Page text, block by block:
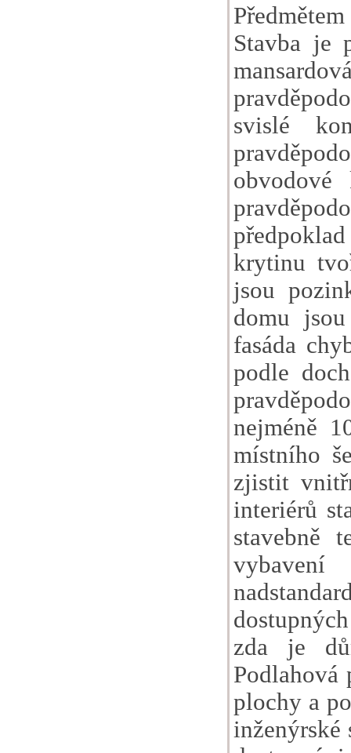
Stavba je
svislé
krytinu
jsou
domu
fasáda
podle
nejméně
místního
zjistit
interiérů
stavebně
zda je
Podlahová
plochy a
inženýrské